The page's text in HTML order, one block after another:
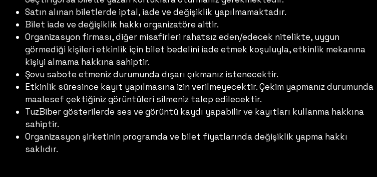
Satın alınan biletlerde iptal, iade ve değişiklik yapılmamaktadır.
Bilet iade ve değişiklik hakkı organizatöre aittir.
Organizasyon firması, diğer misafirleri rahatsız eden/edecek nitelikte, uygun
görmediği kişileri etkinlik için bilet bedelini iade etmek koşuluyla, etkinlik mekanına
kişiyi almama hakkına sahiptir.
Şovu sabote etmeniz durumunda dışarı çıkmanız istenecektir.
Etkinlik süresince kayıt yapılmasına izin verilmeyecektir. Çekim yapmanız durumunda
maalesef çektiğiniz görüntüleri silmeniz talep edilecektir.
TuzBiber gösterilerde ses ve görüntü kaydı yapabilir ve kayıtları kullanma hakkına
sahiptir.
Organizasyon şirketinin programda ve bilet fiyatlarında değişiklik yapma hakkı
saklıdır.